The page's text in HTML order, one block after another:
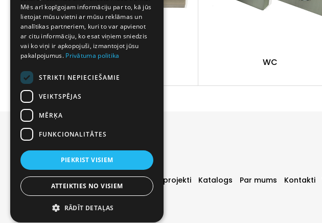
WC
Durvis Īpašie piedāvājumi Realizētie projekti Katalogs Par mums Kontakti
Mēs arī kopīgojam informāciju par to, kā jūs
lietojat mūsu vietni ar mūsu reklāmas un
analītikas partneriem, kuri to var apvienot
ar citu informāciju, ko esat viņiem sniedzis
vai ko viņi ir apkopojuši, izmantojot jūsu
pakalpojumus. Privātuma politika
STRIKTI NEPIECIEŠAMIE
VEIKTSPĒJAS
MĒRĶA
FUNKCIONALITĀTES
PIEKRIST VISIEM
ATTEIKTIES NO VISIEM
RĀDĪT DETAĻAS